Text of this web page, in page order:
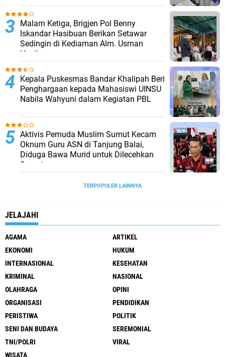
Malam Ketiga, Brigjen Pol Benny
Iskandar Hasibuan Berikan Setawar
Sedingin di Kediaman Alm. Usman
Hasibuan
Kepala Puskesmas Bandar Khalipah Beri
Penghargaan kepada Mahasiswi UINSU
Nabila Wahyuni dalam Kegiatan PBL
Aktivis Pemuda Muslim Sumut Kecam
Oknum Guru ASN di Tanjung Balai,
Diduga Bawa Murid untuk Dilecehkan
Suaminya
TERPOPULER LAINNYA
JELAJAHI
AGAMA
ARTIKEL
EKONOMI
HUKUM
INTERNASIONAL
KESEHATAN
KRIMINAL
NASIONAL
OLAHRAGA
OPINI
ORGANISASI
PENDIDIKAN
PERISTIWA
POLITIK
SENI DAN BUDAYA
SEREMONIAL
TNI/POLRI
VIRAL
WISATA